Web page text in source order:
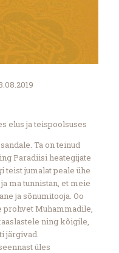
elus ja teispoolsuses
Ta on teinud
Paradiisi heategijate
teist jumalat peale ühe
ma tunnistan, et meie
ja sõnumitooja. Oo
prohvet Muhammadile,
ning kõigile,
järgivad.
üles